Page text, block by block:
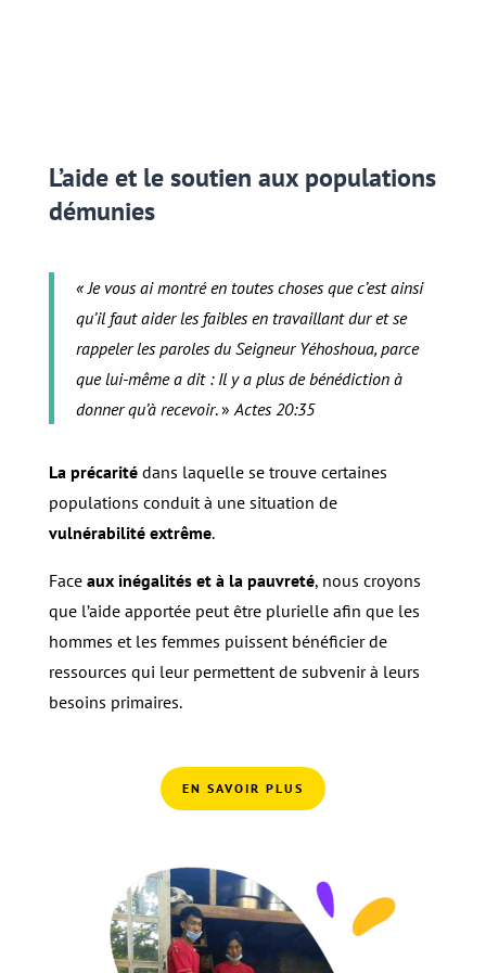
L’aide et le soutien aux populations
démunies
« Je vous ai montré en toutes choses que c’est ainsi
qu’il faut aider les faibles en travaillant dur et se
rappeler les paroles du Seigneur Yéhoshoua, parce
que lui-même a dit : Il y a plus de bénédiction à
donner qu’à recevoir. » Actes 20:35
La précaritédans laquelle se trouve certaines
populations conduit à une situation de
vulnérabilité extrême.
Face aux inégalités et à la pauvreté, nous croyons
que l’aide apportée peut être plurielle afin que les
hommes et les femmes puissent bénéficier de
ressources qui leur permettent de subvenir à leurs
besoins primaires.
EN SAVOIR PLUS